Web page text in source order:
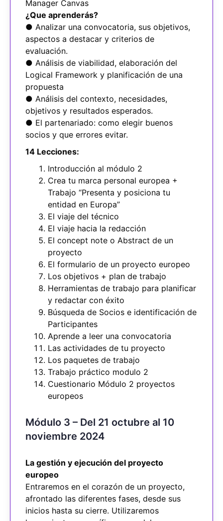
Manager Canvas
¿Que aprenderás?
● Analizar una convocatoria, sus objetivos,
aspectos a destacar y criterios de
evaluación.
● Análisis de viabilidad, elaboración del
Logical Framework y planificación de una
propuesta
● Análisis del contexto, necesidades,
objetivos y resultados esperados.
● El partenariado: como elegir buenos
socios y que errores evitar.
14 Lecciones:
Introducción al módulo 2
Crea tu marca personal europea +
Trabajo “Presenta y posiciona tu
entidad en Europa”
El viaje del técnico
El viaje hacia la redacción
El concept note o Abstract de un
proyecto
El formulario de un proyecto europeo
Los objetivos + plan de trabajo
Herramientas de trabajo para planificar
y redactar con éxito
Búsqueda de Socios e identificación de
Participantes
Aprende a leer una convocatoria
Las actividades de tu proyecto
Los paquetes de trabajo
Trabajo práctico modulo 2
Cuestionario Módulo 2 proyectos
europeos
Módulo 3 – Del 21 octubre al 10
noviembre 2024
La gestión y ejecución del proyecto
europeo
Entraremos en el corazón de un proyecto,
afrontado las diferentes fases, desde sus
inicios hasta su cierre. Utilizaremos